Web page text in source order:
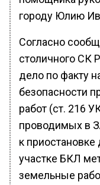
городу Юлию
Согласно
столичного СК
дело по факту
безопасности
работ (ст. 216
проводимых в
к
участке БКЛ
земельные